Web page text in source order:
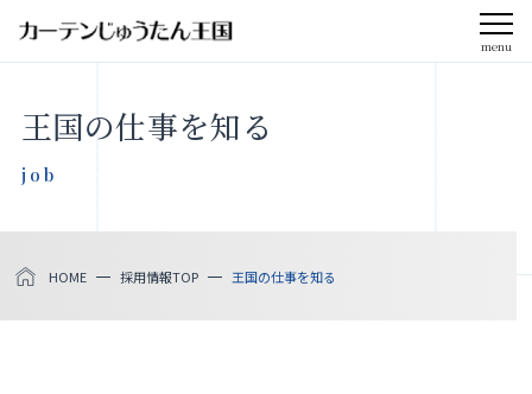
menu
会社案内
お知らせ
王国の仕事を知る
job
HOME 採用情報TOP 王国の仕事を知る